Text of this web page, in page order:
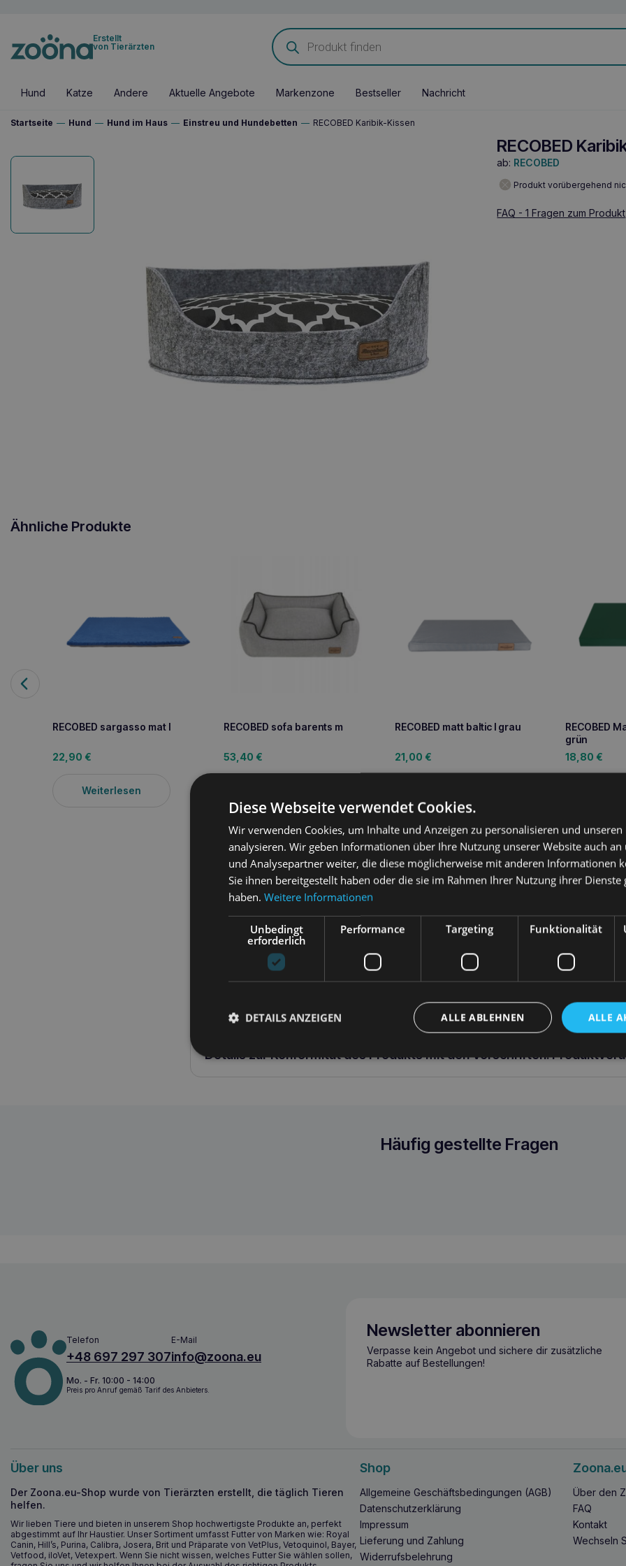
Erstellt
von Tierärzten
Products
search
Hund Katze Andere Aktuelle Angebote Markenzone Bestseller Nachricht
Startseite — Hund — Hund im Haus — Einstreu und Hundebetten — RECOBED Karibik-Kissen
RECOBED
ab: RECOBED
Produkt vorübergehend
FAQ - 1 Fragen zum Produkt
Ähnliche Produkte
RECOBED sargasso mat l
22,90 €
Weiterlesen
RECOBED sofa barents m
53,40 €
RECOBED matt baltic l grau
21,00 €
RECOBED
grün
18,80 €
Produktbeschreibung
BESCHREIBUNG: Das Filzsofa mit karibischem Kissen ist ein einzigartiges Bett für kleine
sowie für alle Katzen. Jedes von uns hergestellte Sofa wird von Hand aus hochwertigem
besteht aus 100% Baumwolle. Im Sofa ist jedes Kissen austauschbar. Sie entscheiden,
Muster das Bett Ihres Haustieres haben soll.
FEATURES Bequemlichkeit Langlebigkeit Komfort Eleganz Modernität Funktionalität Pflege
waschen – max. 30 Grad Filz – chemische Reinigung empfohlen HINWEIS: Die Farben des
aufgrund der individuellen Computereinstellungen leicht vom Original abweichen.
Details zur Konformität des Produkts mit den Vorschriften:
Häufig gestellte Fragen
Telefon
+48 697 297 307
E-Mail
info@zoona.eu
Mo. - Fr. 10:00 - 14:00
Preis pro Anruf gemäß Tarif des Anbieters.
Newsletter abonnieren
Verpasse kein Angebot und sichere dir zusätzliche
Rabatte auf Bestellungen!
Über uns
Der Zoona.eu-Shop wurde von Tierärzten erstellt, die täglich Tieren
helfen.
Wir lieben Tiere und bieten in unserem Shop hochwertigste Produkte an, perfekt
abgestimmt auf Ihr Haustier. Unser Sortiment umfasst Futter von Marken wie: Royal
Canin, Hill’s, Purina, Calibra, Josera, Brit und Präparate von VetPlus, Vetoquinol, Bayer,
Vetfood, iloVet, Vetexpert. Wenn Sie nicht wissen, welches Futter Sie wählen sollen,
Shop
Allgemeine Geschäftsbedingungen (AGB)
Datenschutzerklärung
Impressum
Lieferung und Zahlung
Widerrufsbelehrung
Über den
FAQ
Kontakt
Wechseln
Diese Webseite verwendet Cookies.
Wir verwenden Cookies, um Inhalte und Anzeigen zu personalisieren und
analysieren. Wir geben Informationen über Ihre Nutzung unserer Website auch an
und Analysepartner weiter, die diese möglicherweise mit anderen Informationen
Sie ihnen bereitgestellt haben oder die sie im Rahmen Ihrer Nutzung ihrer Dienste
haben. Weitere Informationen
Unbedingt
erforderlich
Performance Targeting Funktionalität
ALLE
ALLE ABLEHNEN
DETAILS ANZEIGEN